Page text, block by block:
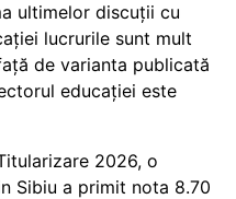
ultimelor discuții cu
lucrurile sunt mult
de varianta publicată
educației este
2026, o
Sibiu a primit nota 8.70